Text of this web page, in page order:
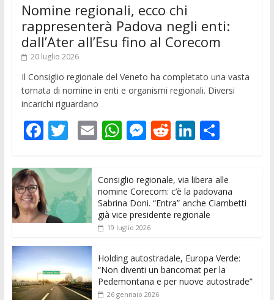
Nomine regionali, ecco chi
rappresenterà Padova negli enti:
dall’Ater all’Esu fino al Corecom
20 luglio 2026
Il Consiglio regionale del Veneto ha completato una vasta
tornata di nomine in enti e organismi regionali. Diversi
incarichi riguardano
F
e
b
o
o
k
T
itt
er
E
l
W
at
s
A
p
M
e
n
g
R
di
t
Li
k
e
dI
C
n
di
vi
Consiglio regionale, via libera alle
nomine Corecom: c’è la padovana
Sabrina Doni. “Entra” anche Ciambetti
già vice presidente regionale
19 luglio 2026
Holding autostradale, Europa Verde:
“Non diventi un bancomat per la
Pedemontana e per nuove autostrade”
26 gennaio 2026